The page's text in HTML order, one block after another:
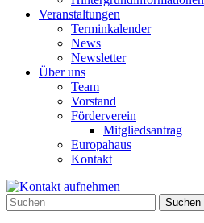
Veranstaltungen
Terminkalender
News
Newsletter
Über uns
Team
Vorstand
Förderverein
Mitgliedsantrag
Europahaus
Kontakt
Suchen